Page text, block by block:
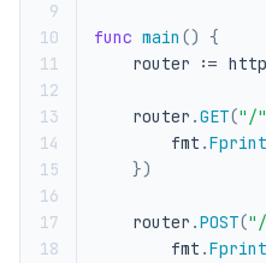
9
10
func main () {
11
router :=
12
13
router .GET("/"
14
fmt .Fprint
15
})
16
17
router .POST(
18
fmt .Fprint